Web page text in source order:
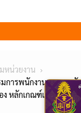
หน่วยงาน
การพนักงานเทศบาลจั
หลักเกณฑ์และเงื่อนไข